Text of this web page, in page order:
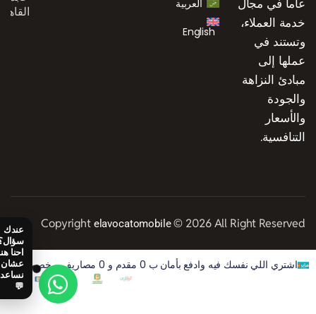
عاماً في مجال
خدمة العملاء،
وتستند في
عملها إلى
مبادئ النزاهة
والجودة
والأسعار
التنافسية.
العربية
English
Copyright elavocatomobile© 2026 All Right Reserved
اشتري اللي نفسك فيه وادفع بأمان ب 0 مقدم و 0 مصاريف و خصم 50% على الفوايد